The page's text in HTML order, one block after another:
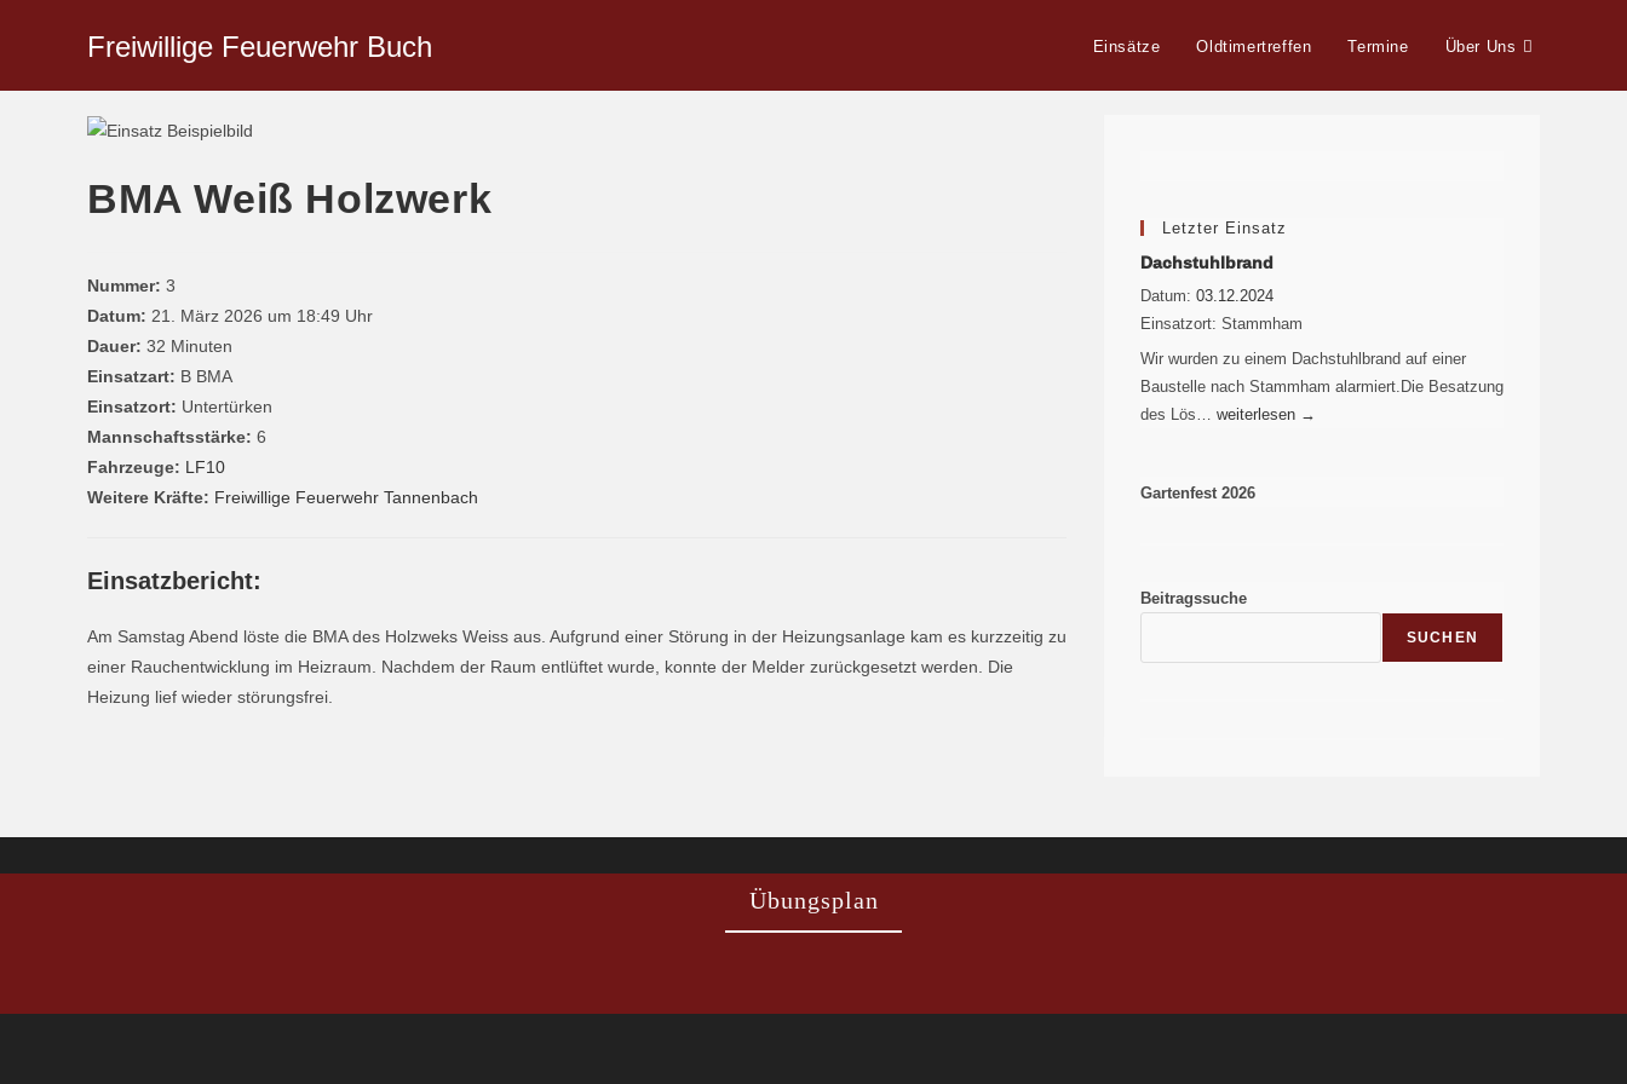
Freiwillige Feuerwehr Buch Einsätze Oldtimertreffen Termine Über Uns
BMA Weiß Holzwerk
Nummer: 3
Datum: 21. März 2026 um 18:49 Uhr
Dauer: 32 Minuten
Einsatzart: B BMA
Einsatzort: Untertürken
Mannschaftsstärke: 6
Fahrzeuge: LF10
Weitere Kräfte: Freiwillige Feuerwehr Tannenbach
Einsatzbericht:
Am Samstag Abend löste die BMA des Holzweks Weiss aus. Aufgrund einer Störung in der Heizungsanlage kam es kurzzeitig zu
einer Rauchentwicklung im Heizraum. Nachdem der Raum entlüftet wurde, konnte der Melder zurückgesetzt werden. Die
Heizung lief wieder störungsfrei.
Letzter Einsatz
Dachstuhlbrand
Datum: 03.12.2024
Einsatzort: Stammham
Wir wurden zu einem Dachstuhlbrand auf einer
Baustelle nach Stammham alarmiert.Die Besatzung
des Lös… weiterlesen →
Gartenfest 2026
Beitragssuche
SUCHEN
Übungsplan